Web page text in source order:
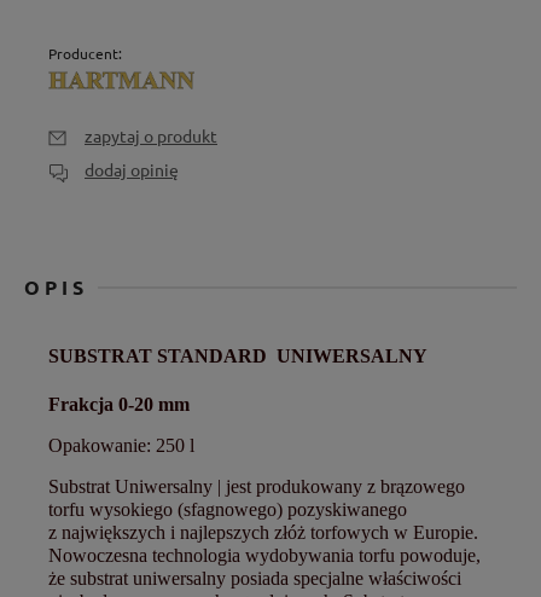
Producent:
zapytaj o produkt
dodaj opinię
OPIS
SUBSTRAT STANDARD UNIWERSALNY
Frakcja 0-20 mm
Opakowanie: 250 l
Substrat Uniwersalny | jest produkowany z brązowego
torfu wysokiego (sfagnowego) pozyskiwanego
z największych i najlepszych złóż torfowych w Europie.
Nowoczesna technologia wydobywania torfu powoduje,
że substrat uniwersalny posiada specjalne właściwości